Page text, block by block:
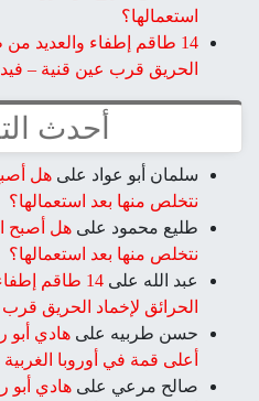
استعمالها؟
14 طاقم إطفاء والعديد
الحريق قرب عين قنية –
أحدث
سلمان أبو عواد على هل
نتخلص منها بعد استعمالها؟
طليع محمود على هل أصبح
نتخلص منها بعد استعمالها؟
عبد الله على
14 طاقم
الحرائق لإخماد الحريق
حسن طربيه على هادي أبو
أعلى قمة في أوروبا الغربية
صالح مرعي على هادي أبو